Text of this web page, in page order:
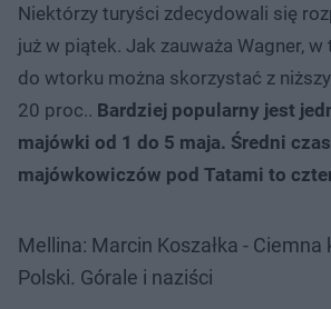
Niektórzy turyści zdecydowali się
już w piątek. Jak zauważa Wagner,
do wtorku można skorzystać z
20 proc.. Bardziej popularny jest
majówki od 1 do 5 maja. Średni
majówkowiczów pod Tatami to
Mellina: Marcin Koszałka -
Polski. Górale i naziści